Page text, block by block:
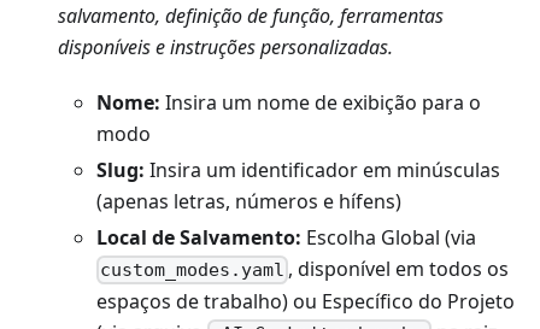
salvamento, definição de função, ferramentas
disponíveis e instruções personalizadas.
Nome: Insira um nome de exibição para o
modo
Slug: Insira um identificador em minúsculas
(apenas letras, números e hífens)
Local de Salvamento: Escolha Global (via
custom_modes.yaml , disponível em todos os
espaços de trabalho) ou Específico do Projeto